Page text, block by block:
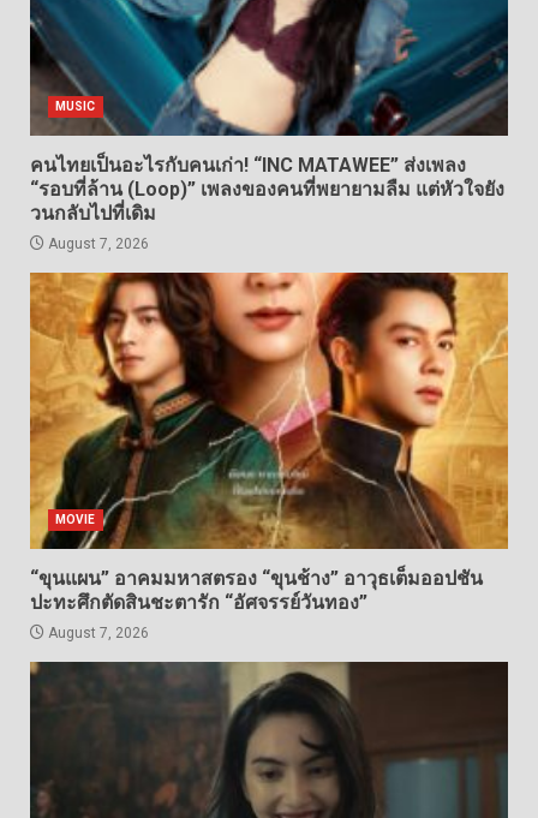
MUSIC
คนไทยเป็นอะไรกับคนเก่า! “INC MATAWEE” ส่งเพลง
“รอบที่ล้าน (Loop)” เพลงของคนที่พยายามลืม แต่หัวใจยัง
วนกลับไปที่เดิม
August 7, 2026
MOVIE
“ขุนแผน” อาคมมหาสตรอง “ขุนช้าง” อาวุธเต็มออปชัน
ปะทะศึกตัดสินชะตารัก “อัศจรรย์วันทอง”
August 7, 2026